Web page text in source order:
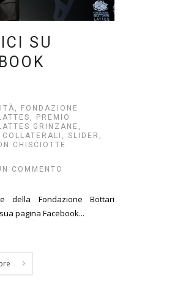
SU
,
FONDAZIONE
,
PREMIO
GRINZANE ,
, SLIDER ,
CHISCIOTTE
COMMENTO
della Fondazione Bottari
pagina Facebook...